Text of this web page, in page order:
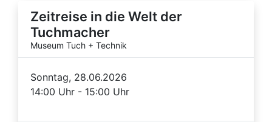
Zeitreise in die Welt der
Tuchmacher
Museum Tuch + Technik
Sonntag, 28.06.2026
14:00 Uhr - 15:00 Uhr